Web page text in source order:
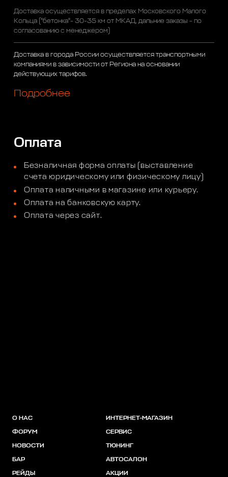
Доставка осуществляется в пределах Московского Малого
Кольца ("бетонка"- 30-35 км от МКАД, дальние заказы - по
согласованию с менеджером)
Доставка в города России осуществляется транспортными
компаниями в зависимости от Региона на основании
действующих тарифов.
Подробнее
Оплата
Безналичная форма оплаты (выставление
счета юридическому или физическому лицу)
Оплата наличными в магазине или курьеру.
Оплата на банковскую карту.
Оплата через сайт.
О НАС
ФОРУМ
НОВОСТИ
БАР
РЕЙДЫ
ИНТЕРНЕТ-МАГАЗИН
СЕРВИС
ТЮНИНГ
АВТОСАЛОН
АКЦИИ